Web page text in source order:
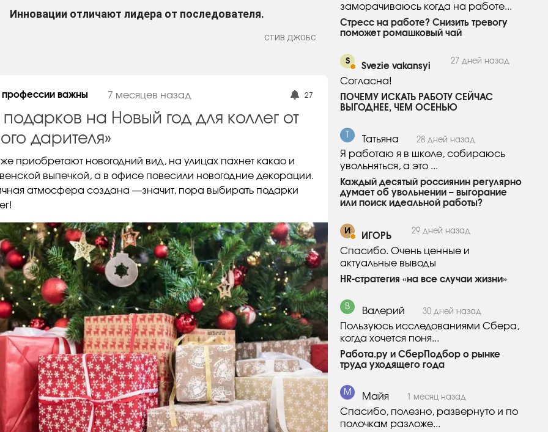
Инновации отличают лидера от последователя.
СТИВ ДЖОБС
профессии важны 7 месяцев назад 27
на Новый год для коллег от
дарителя»
приобретают новогодний вид, на улицах пахнет какао и
выпечкой, а в офисе повесили новогодние декорации.
атмосфера создана —значит, пора выбирать подарки
заморачиваюсь когда на работе...
Стресс на работе? Снизить тревогу
поможет ромашковый чай
S
Svezie vakansyi
27 дней назад
Согласна!
ПОЧЕМУ ИСКАТЬ РАБОТУ СЕЙЧАС
ВЫГОДНЕЕ, ЧЕМ ОСЕНЬЮ
Татьяна 28 дней назад
Я работаю я в школе, собираюсь
увольняться, а это ...
Каждый десятый россиянин регулярно
думает об увольнении – выгорание
или поиск идеальной работы?
И
ИГОРЬ
29 дней назад
Спасибо. Очень ценные и
актуальные выводы
HR-стратегия «на все случаи жизни»
В Валерий 30 дней назад
Пользуюсь исследованиями Сбера,
когда хочется поня...
Работа.ру и СберПодбор о рынке
труда уходящего года
М Майя 1 месяц назад
Спасибо, полезно, развернуто и по
полочкам разложе...